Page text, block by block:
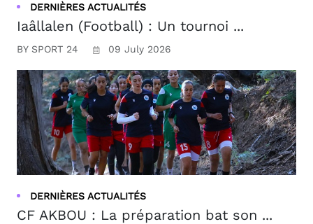
DERNIÈRES ACTUALITÉS
Iaâllalen (Football) : Un tournoi ...
BY SPORT 24 09 July 2026
DERNIÈRES ACTUALITÉS
CF AKBOU : La préparation bat son ...